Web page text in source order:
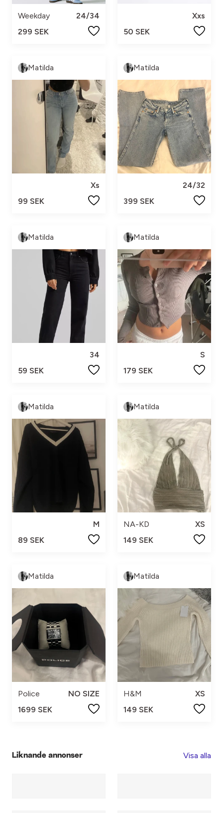
Weekday
24/34
299 SEK
Xxs
50 SEK
Matilda
Xs
99 SEK
Matilda
24/32
399 SEK
Matilda
34
59 SEK
Matilda
S
179 SEK
Matilda
M
89 SEK
Matilda
NA-KD
XS
149 SEK
Matilda
Police
NO SIZE
1699 SEK
Matilda
H&M
XS
149 SEK
Liknande annonser Visa alla